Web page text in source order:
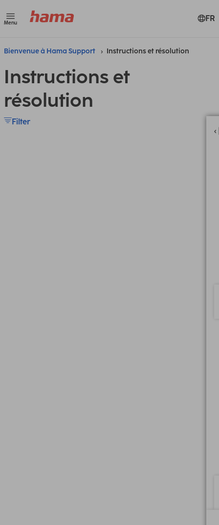
Menu FR
Bienvenue à Hama Support Instructions et résolution
Instructions et
résolution
Filter